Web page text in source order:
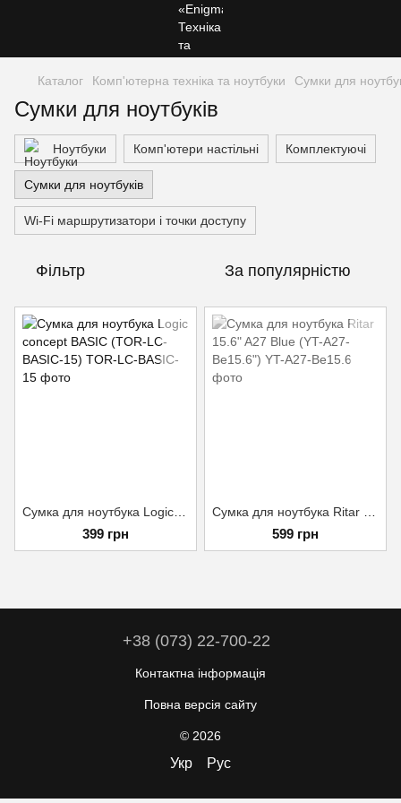
Каталог Комп'ютерна техніка та ноутбуки Сумки для
Сумки для ноутбуків
Ноутбуки Комп'ютери настільні Комплектуючі
Сумки для ноутбуків
Wi-Fi маршрутизатори і точки доступу
Фільтр За популярністю
399 грн 599 грн
+38 (073) 22-700-22
Контактна інформація
Повна версія сайту
© 2026
Укр Рус